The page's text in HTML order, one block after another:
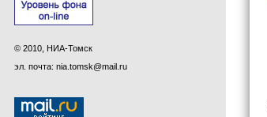
© 2010, НИА-Томск
эл. почта: nia.tomsk@mail.ru